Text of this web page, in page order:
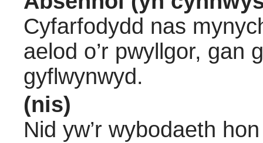
Cyfarfodydd nas
aelod o’r pwyllgor, gan
gyflwynwyd.
(nis)
Nid yw’r wybodaeth